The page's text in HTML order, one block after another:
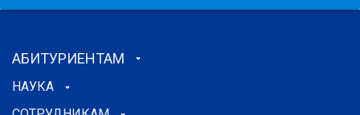
АБИТУРИЕНТАМ
НАУКА